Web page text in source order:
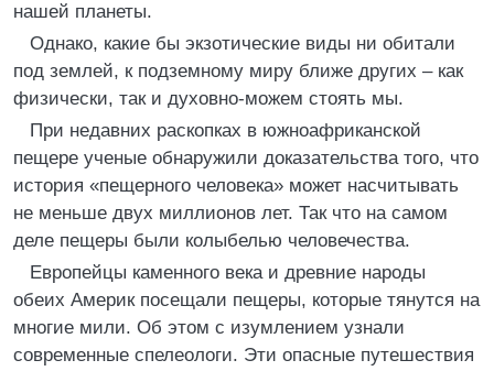
нашей планеты.
Однако, какие бы экзотические виды ни обитали
под землей, к подземному миру ближе других – как
физически, так и духовно-можем стоять мы.
При недавних раскопках в южноафриканской
пещере ученые обнаружили доказательства того, что
история «пещерного человека» может насчитывать
не меньше двух миллионов лет. Так что на самом
деле пещеры были колыбелью человечества.
Европейцы каменного века и древние народы
обеих Америк посещали пещеры, которые тянутся на
многие мили. Об этом с изумлением узнали
современные спелеологи. Эти опасные путешествия